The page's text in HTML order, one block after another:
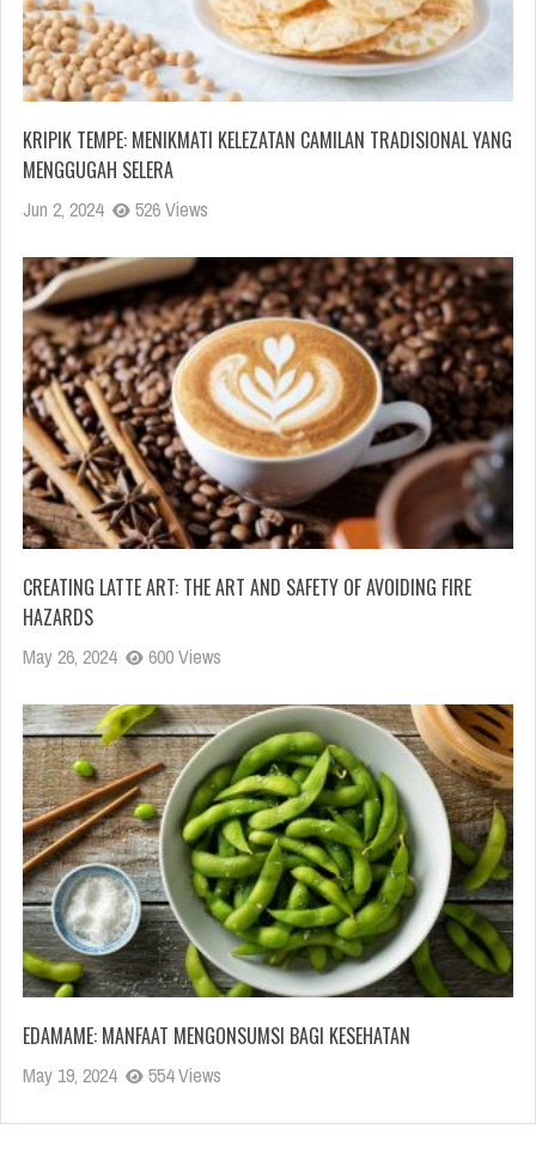
KRIPIK TEMPE: MENIKMATI KELEZATAN CAMILAN TRADISIONAL YANG
MENGGUGAH SELERA
Jun 2, 2024 526 Views
CREATING LATTE ART: THE ART AND SAFETY OF AVOIDING FIRE
HAZARDS
May 26, 2024 600 Views
EDAMAME: MANFAAT MENGONSUMSI BAGI KESEHATAN
May 19, 2024 554 Views